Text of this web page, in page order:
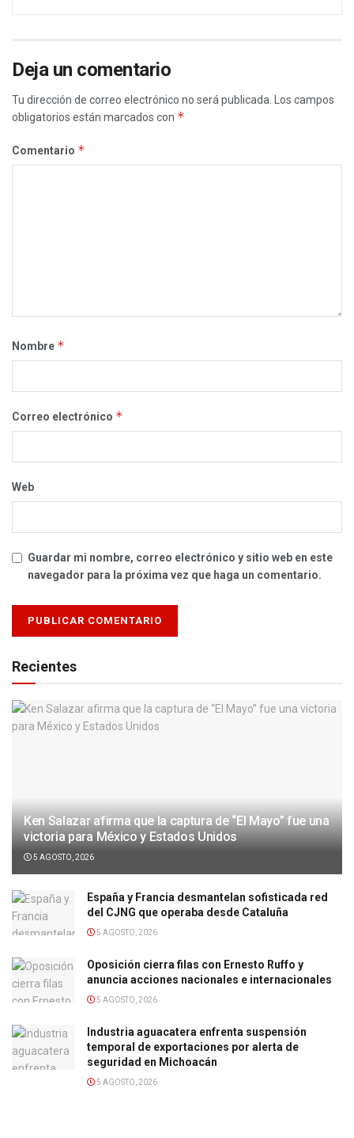
Deja un comentario
Tu dirección de correo electrónico no será publicada.
Los campos
obligatorios están marcados con *
Comentario *
Nombre *
Correo electrónico *
Web
Guardar mi nombre, correo electrónico y sitio web en este
navegador para la próxima vez que haga un comentario.
Recientes
Ken Salazar afirma que la captura de “El Mayo” fue una
victoria para México y Estados Unidos
5 AGOSTO, 2026
España y Francia desmantelan sofisticada red
del CJNG que operaba desde Cataluña
5 AGOSTO, 2026
Oposición cierra filas con Ernesto Ruffo y
anuncia acciones nacionales e internacionales
5 AGOSTO, 2026
Industria aguacatera enfrenta suspensión
temporal de exportaciones por alerta de
seguridad en Michoacán
5 AGOSTO, 2026